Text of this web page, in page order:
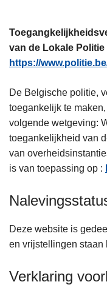
van de Lokale
https://
De Belgische politie,
toegankelijk te
volgende wetgeving:
toegankelijkheid van
van
is van toepassing op :
Deze website is
en vrijstellingen staan
Verklaring